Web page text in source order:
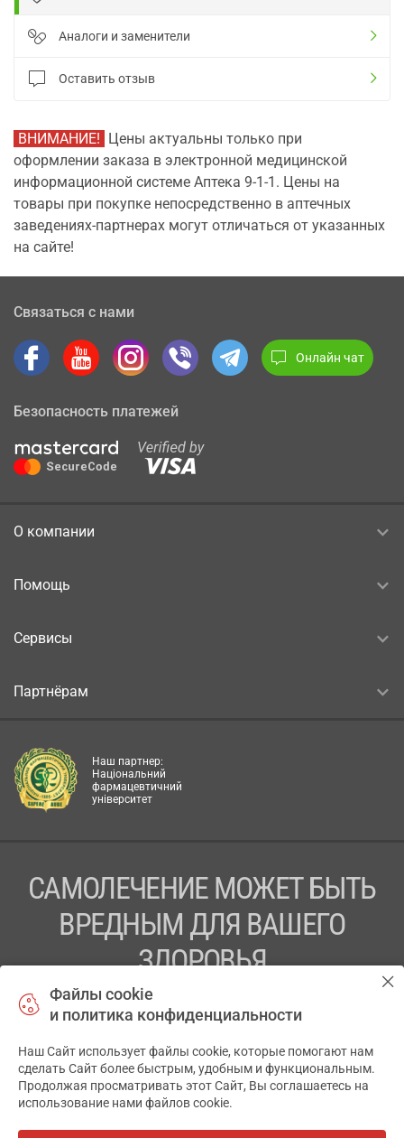
Аналоги и заменители
Оставить отзыв
ВНИМАНИЕ! Цены актуальны только при
оформлении заказа в электронной медицинской
информационной системе Аптека 9-1-1. Цены на
товары при покупке непосредственно в аптечных
заведениях-партнерах могут отличаться от указанных
на сайте!
Связаться с нами
Онлайн чат
Безопасность платежей
О компании
Помощь
Сервисы
Партнёрам
Наш партнер:
Національний
фармацевтичний
університет
САМОЛЕЧЕНИЕ МОЖЕТ БЫТЬ
ВРЕДНЫМ ДЛЯ ВАШЕГО
ЗДОРОВЬЯ
ПЕРЕД ПРИМЕНЕНИЕМ ПРЕПАРАТА
ПРОКОНСУЛЬТИРУЙТЕСЬ С ВРАЧОМ
ТОВ «АПТЕКА 911.ЮА» Код ЄДРПОУ 43631965.
Отказ от ответственности
Файлы cookie
и политика конфиденциальности
Наш Сайт использует файлы cookie, которые помогают нам
сделать Сайт более быстрым, удобным и функциональным.
Продолжая просматривать этот Сайт, Вы соглашаетесь на
использование нами файлов cookie.
✕